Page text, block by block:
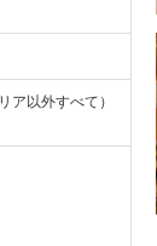
ア以外すべて）